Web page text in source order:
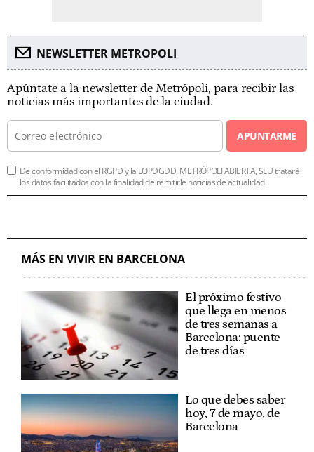
NEWSLETTER METROPOLI
Apúntate a la newsletter de Metrópoli, para recibir las
noticias más importantes de la ciudad.
APUNTARME
De conformidad con el RGPD y la LOPDGDD, METRÓPOLI ABIERTA, SLU tratará
los datos facilitados con la finalidad de remitirle noticias de actualidad.
MÁS EN VIVIR EN BARCELONA
El próximo festivo
que llega en menos
de tres semanas a
Barcelona: puente
de tres días
Lo que debes saber
hoy, 7 de mayo, de
Barcelona